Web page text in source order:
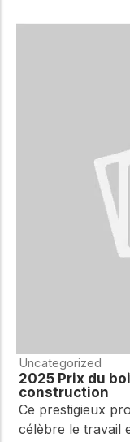
Uncategorized
2025 Prix du
construction
Ce prestigieux
célèbre le travail